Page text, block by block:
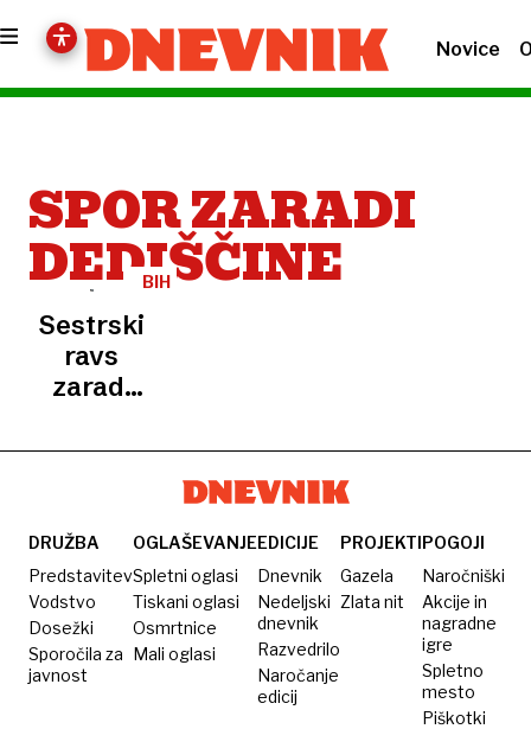
Novice
SPOR ZARADI
DEDIŠČINE
BIH
Sestrski
ravs
zaradi
oporoke
DRUŽBA
Predstavitev
Vodstvo
Dosežki
Sporočila za
javnost
OGLAŠEVANJE
Spletni oglasi
Tiskani oglasi
Osmrtnice
Mali oglasi
EDICIJE
Dnevnik
Nedeljski
dnevnik
Razvedrilo
Naročanje
edicij
PROJEKTI
Gazela
Zlata nit
POGOJI
Naročniški
Akcije in
nagradne
igre
Spletno
mesto
Piškotki